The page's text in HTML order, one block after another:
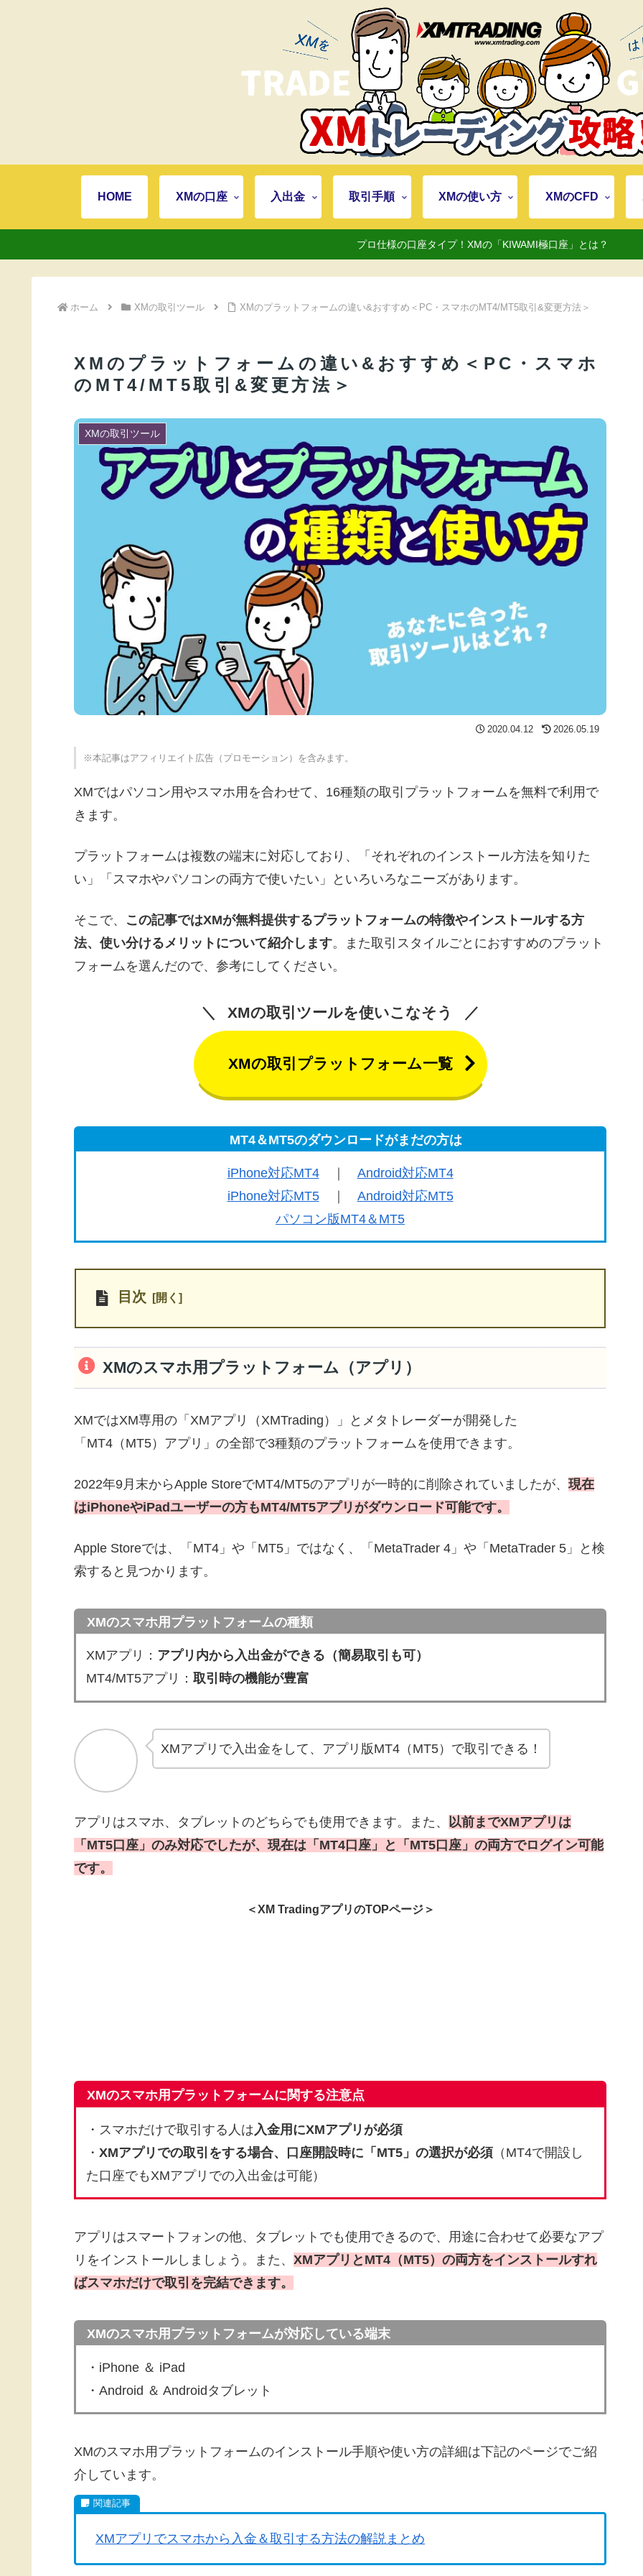
HOME XMの口座 入出金 取引手順 XMの使い方 XMのCFD
プロ仕様の口座タイプ！XMの「KIWAMI極口座」とは？
ホーム XMの取引ツール XMのプラットフォームの違い&おすすめ＜PC・スマホのMT4/MT5取引&変更方法＞
XMのプラットフォームの違い&おすすめ＜PC・スマホ
のMT4/MT5取引&変更方法＞
XMの取引ツール
2020.04.12 2026.05.19
※本記事はアフィリエイト広告（プロモーション）を含みます。
XMではパソコン用やスマホ用を合わせて、16種類の取引プラットフォームを無料で利用で
きます。
プラットフォームは複数の端末に対応しており、「それぞれのインストール方法を知りた
い」「スマホやパソコンの両方で使いたい」といろいろなニーズがあります。
そこで、 この記事ではXMが無料提供するプラットフォームの特徴やインストールする方
法、使い分けるメリットについて紹介します。また取引スタイルごとにおすすめのプラット
フォームを選んだので、参考にしてください。
XMの取引ツールを使いこなそう
XMの取引プラットフォーム一覧
MT4＆MT5のダウンロードがまだの方は
iPhone対応MT4｜ Android対応MT4
iPhone対応MT5｜ Android対応MT5
パソコン版MT4＆MT5
目次
XMのスマホ用プラットフォーム（アプリ）
XMではXM専用の「XMアプリ（XMTrading）」とメタトレーダーが開発した
「MT4（MT5）アプリ」の全部で3種類のプラットフォームを使用できます。
2022年9月末からApple StoreでMT4/MT5のアプリが一時的に削除されていましたが、 現在
はiPhoneやiPadユーザーの方もMT4/MT5アプリがダウンロード可能です。
Apple Storeでは、「MT4」や「MT5」ではなく、「MetaTrader 4」や「MetaTrader 5」と検
索すると見つかります。
XMのスマホ用プラットフォームの種類
XMアプリ： アプリ内から入出金ができる（簡易取引も可）
MT4/MT5アプリ：取引時の機能が豊富
XMアプリで入出金をして、アプリ版MT4（MT5）で取引できる！
アプリはスマホ、タブレットのどちらでも使用できます。また、
以前までXMアプリは
「MT5口座」のみ対応でしたが、現在は「MT4口座」と「MT5口座」の両方でログイン可能
です。
＜XM TradingアプリのTOPページ＞
XMのスマホ用プラットフォームに関する注意点
・スマホだけで取引する人は 入金用にXMアプリが必須
・XMアプリでの取引をする場合、口座開設時に「MT5」の選択が必須 （MT4で開設し
た口座でもXMアプリでの入出金は可能）
アプリはスマートフォンの他、タブレットでも使用できるので、用途に合わせて必要なアプ
リをインストールしましょう。また、 XMアプリとMT4（MT5）の両方をインストールすれ
ばスマホだけで取引を完結できます。
XMのスマホ用プラットフォームが対応している端末
・iPhone ＆ iPad
・Android ＆ Androidタブレット
XMのスマホ用プラットフォームのインストール手順や使い方の詳細は下記のページでご紹
介しています。
XMアプリでスマホから入金＆取引する方法の解説まとめ